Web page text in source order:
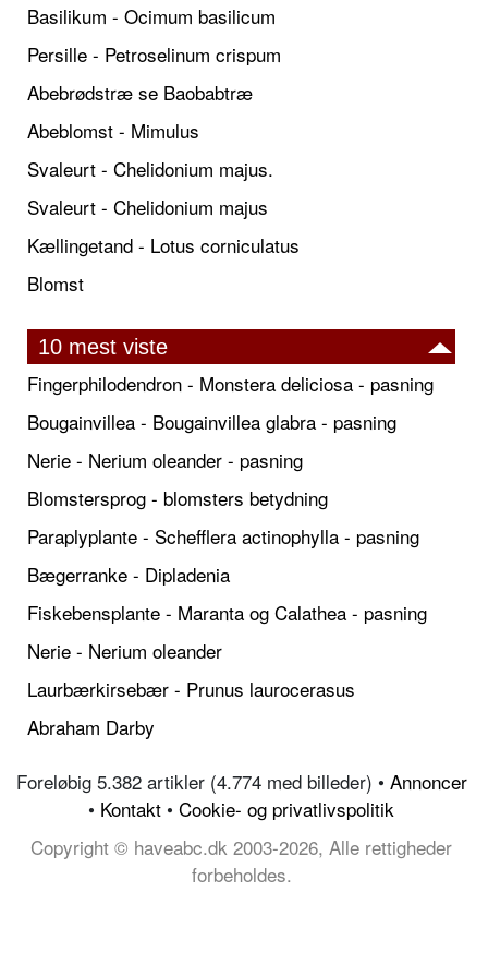
Basilikum - Ocimum basilicum
Persille - Petroselinum crispum
Abebrødstræ se Baobabtræ
Abeblomst - Mimulus
Svaleurt - Chelidonium majus.
Svaleurt - Chelidonium majus
Kællingetand - Lotus corniculatus
Blomst
10 mest viste
Fingerphilodendron - Monstera deliciosa - pasning
Bougainvillea - Bougainvillea glabra - pasning
Nerie - Nerium oleander - pasning
Blomstersprog - blomsters betydning
Paraplyplante - Schefflera actinophylla - pasning
Bægerranke - Dipladenia
Fiskebensplante - Maranta og Calathea - pasning
Nerie - Nerium oleander
Laurbærkirsebær - Prunus laurocerasus
Abraham Darby
Foreløbig 5.382 artikler (4.774 med billeder) • Annoncer
• Kontakt • Cookie- og privatlivspolitik
Copyright © haveabc.dk 2003-2026, Alle rettigheder
forbeholdes.